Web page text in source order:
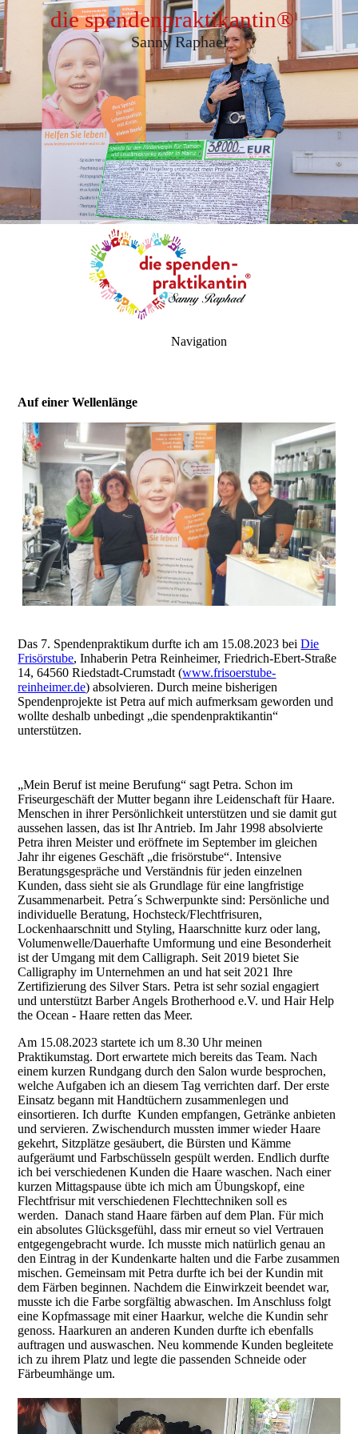
die spendenpraktikantin®
Sanny Raphael
Navigation
Auf einer Wellenlänge
Das 7. Spendenpraktikum durfte ich am 15.08.2023 beiDie
Frisörstube, Inhaberin Petra Reinheimer, Friedrich-Ebert-Straße
14, 64560 Riedstadt-Crumstadt (www.frisoerstube-
reinheimer.de) absolvieren. Durch meine bisherigen
Spendenprojekte ist Petra auf mich aufmerksam geworden und
wollte deshalb unbedingt „die spendenpraktikantin“
unterstützen.
„Mein Beruf ist meine Berufung“ sagt Petra. Schon im
Friseurgeschäft der Mutter begann ihre Leidenschaft für Haare.
Menschen in ihrer Persönlichkeit unterstützen und sie damit gut
aussehen lassen, das ist Ihr Antrieb. Im Jahr 1998 absolvierte
Petra ihren Meister und eröffnete im September im gleichen
Jahr ihr eigenes Geschäft „die frisörstube“. Intensive
Beratungsgespräche und Verständnis für jeden einzelnen
Kunden, dass sieht sie als Grundlage für eine langfristige
Zusammenarbeit. Petra´s Schwerpunkte sind: Persönliche und
individuelle Beratung, Hochsteck/Flechtfrisuren,
Lockenhaarschnitt und Styling, Haarschnitte kurz oder lang,
Volumenwelle/Dauerhafte Umformung und eine Besonderheit
ist der Umgang mit dem Calligraph. Seit 2019 bietet Sie
Calligraphy im Unternehmen an und hat seit 2021 Ihre
Zertifizierung des Silver Stars. Petra ist sehr sozial engagiert
und unterstützt Barber Angels Brotherhood e.V. und Hair Help
the Ocean - Haare retten das Meer.
Am 15.08.2023 startete ich um 8.30 Uhr meinen
Praktikumstag. Dort erwartete mich bereits das Team. Nach
einem kurzen Rundgang durch den Salon wurde besprochen,
welche Aufgaben ich an diesem Tag verrichten darf. Der erste
Einsatz begann mit Handtüchern zusammenlegen und
einsortieren. Ich durfte Kunden empfangen, Getränke anbieten
und servieren. Zwischendurch mussten immer wieder Haare
gekehrt, Sitzplätze gesäubert, die Bürsten und Kämme
aufgeräumt und Farbschüsseln gespült werden. Endlich durfte
ich bei verschiedenen Kunden die Haare waschen. Nach einer
kurzen Mittagspause übte ich mich am Übungskopf, eine
Flechtfrisur mit verschiedenen Flechttechniken soll es
werden. Danach stand Haare färben auf dem Plan. Für mich
ein absolutes Glücksgefühl, dass mir erneut so viel Vertrauen
entgegengebracht wurde. Ich musste mich natürlich genau an
den Eintrag in der Kundenkarte halten und die Farbe zusammen
mischen. Gemeinsam mit Petra durfte ich bei der Kundin mit
dem Färben beginnen. Nachdem die Einwirkzeit beendet war,
musste ich die Farbe sorgfältig abwaschen. Im Anschluss folgt
eine Kopfmassage mit einer Haarkur, welche die Kundin sehr
genoss. Haarkuren an anderen Kunden durfte ich ebenfalls
auftragen und auswaschen. Neu kommende Kunden begleitete
ich zu ihrem Platz und legte die passenden Schneide oder
Färbeumhänge um.